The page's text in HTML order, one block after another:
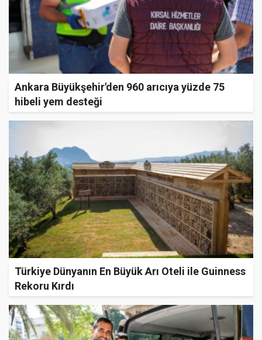
Ankara Büyükşehir'den 960 arıcıya yüzde 75
hibeli yem desteği
Türkiye Dünyanın En Büyük Arı Oteli ile Guinness
Rekoru Kırdı